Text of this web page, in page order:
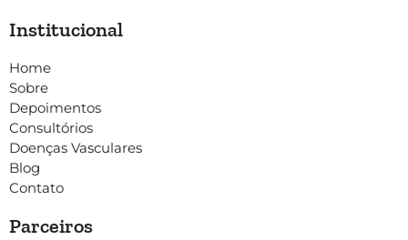
Institucional
Home
Sobre
Depoimentos
Consultórios
Doenças Vasculares
Blog
Contato
Parceiros